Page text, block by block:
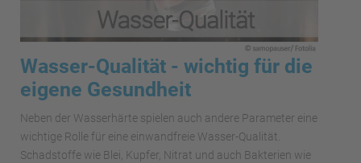
Wasser-Qualität - wichtig für die
eigene Gesundheit
Neben der Wasserhärte spielen auch andere Parameter eine
wichtige Rolle für eine einwandfreie Wasser-Qualität.
Schadstoffe wie Blei, Kupfer, Nitrat und auch Bakterien wie